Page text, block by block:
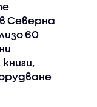
Северна
60